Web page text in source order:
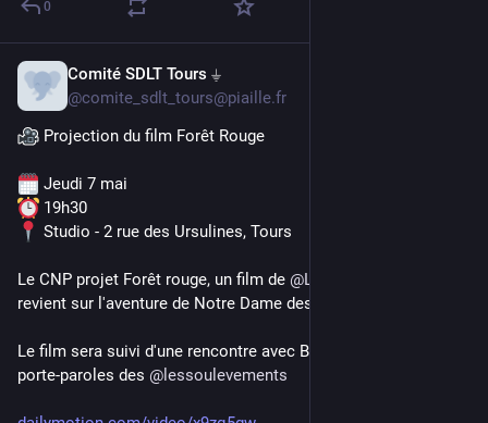
0
Comité SDLT Tours ⏚
@comite_sdlt_tours@piaille.fr
Projection du film Forêt Rouge
Jeudi 7 mai
19h30
Studio - 2 rue des Ursulines, Tours
Le CNP projet Forêt rouge, un film de @Laurielassalle
revient sur l'aventure de Notre Dame des Landes.
Le film sera suivi d'une rencontre avec Benoît Feuillu, l'un des
porte-paroles des @ lessoulevements